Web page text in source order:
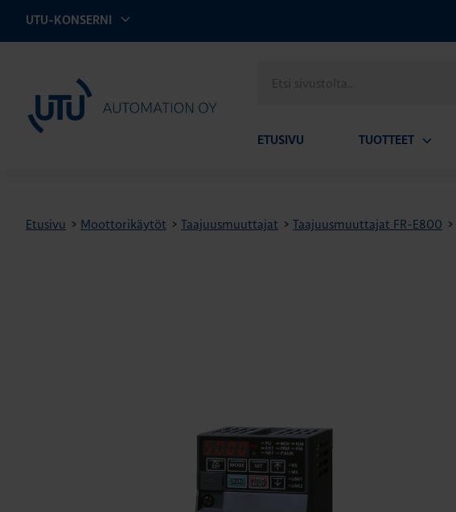
UTU-KONSERNI
UTU Automation
sivustolta
ETUSIVU TUOTTEET
Etusivu > Moottorikäytöt > Taajuusmuuttajat > Taajuusmuuttajat FR-E800 >